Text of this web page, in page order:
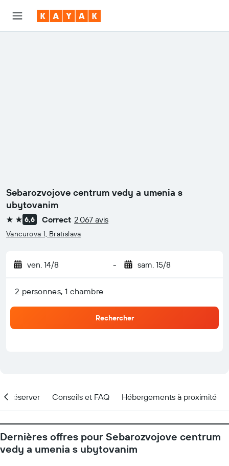
Sebarozvojove centrum vedy a umenia s
ubytovanim
2 étoiles
6,6 Correct 2 067 avis
Vancurova 1, Bratislava
ven. 14/8 - sam. 15/8
2 personnes, 1 chambre
Rechercher
réserver Conseils et FAQ Hébergements à proximité
Dernières offres pour Sebarozvojove centrum
vedy a umenia s ubytovanim